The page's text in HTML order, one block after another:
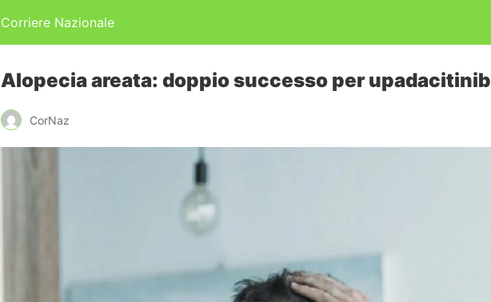
Corriere Nazionale
Alopecia areata: doppio successo per upadacitinib
CorNaz